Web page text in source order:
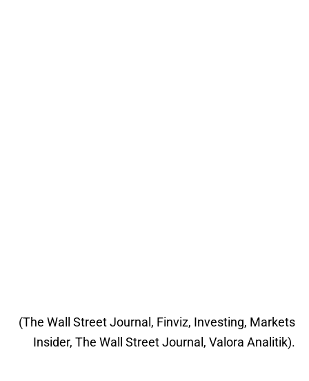
(The Wall Street Journal, Finviz, Investing, Markets
Insider, The Wall Street Journal, Valora Analitik).